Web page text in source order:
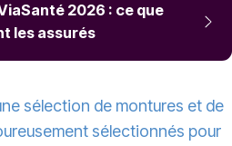
2026 : ce que
les assurés
sélection de montures et de
sélectionnés pour